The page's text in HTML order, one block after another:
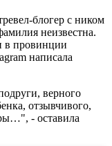
блогер с ником
неизвестна.
в провинции
написала
верного
отзывчивого,
- оставила